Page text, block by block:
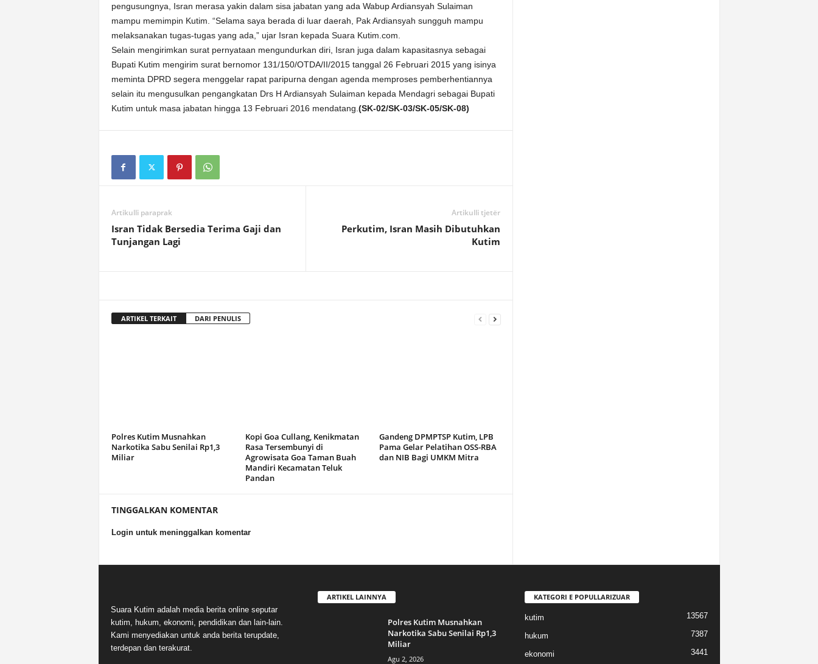
pengusungnya, Isran merasa yakin dalam sisa jabatan yang ada Wabup Ardiansyah Sulaiman
mampu memimpin Kutim. “Selama saya berada di luar daerah, Pak Ardiansyah sungguh mampu
melaksanakan tugas-tugas yang ada,” ujar Isran kepada Suara Kutim.com.
Selain mengirimkan surat pernyataan mengundurkan diri, Isran juga dalam kapasitasnya sebagai
Bupati Kutim mengirim surat bernomor 131/150/OTDA/II/2015 tanggal 26 Februari 2015 yang isinya
meminta DPRD segera menggelar rapat paripurna dengan agenda memproses pemberhentiannya
selain itu mengusulkan pengangkatan Drs H Ardiansyah Sulaiman kepada Mendagri sebagai Bupati
Kutim untuk masa jabatan hingga 13 Februari 2016 mendatang. (SK-02/SK-03/SK-05/SK-08)
Artikulli paraprak
Isran Tidak Bersedia Terima Gaji dan
Tunjangan Lagi
Artikulli tjetër
Perkutim, Isran Masih Dibutuhkan
Kutim
ARTIKEL TERKAIT DARI PENULIS
Polres Kutim Musnahkan
Narkotika Sabu Senilai Rp1,3
Miliar
Kopi Goa Cullang, Kenikmatan
Rasa Tersembunyi di
Agrowisata Goa Taman Buah
Mandiri Kecamatan Teluk
Pandan
Gandeng DPMPTSP Kutim, LPB
Pama Gelar Pelatihan OSS-RBA
dan NIB Bagi UMKM Mitra
TINGGALKAN KOMENTAR
Login untuk meninggalkan komentar
Suara Kutim adalah media berita online seputar
kutim, hukum, ekonomi, pendidikan dan lain-lain.
Kami menyediakan untuk anda berita terupdate,
terdepan dan terakurat.
ARTIKEL LAINNYA
Polres Kutim Musnahkan
Narkotika Sabu Senilai Rp1,3
Miliar
Agu 2, 2026
KATEGORI E POPULLARIZUAR
kutim 13567
hukum 7387
ekonomi 3441